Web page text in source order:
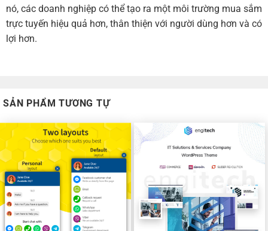
nó, các doanh nghiệp có thể tạo ra một môi trường mua sắm
trực tuyến hiệu quả hơn, thân thiện với người dùng hơn và có
lợi hơn.
SẢN PHẨM TƯƠNG TỰ